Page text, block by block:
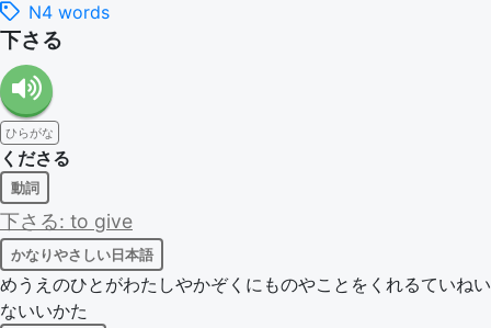
N4 words
下さる
ひらがな
くださる
動詞
下さる: to give
かなりやさしい日本語
めうえのひとがわたしやかぞくにものやことをくれるていねい
ないいかた